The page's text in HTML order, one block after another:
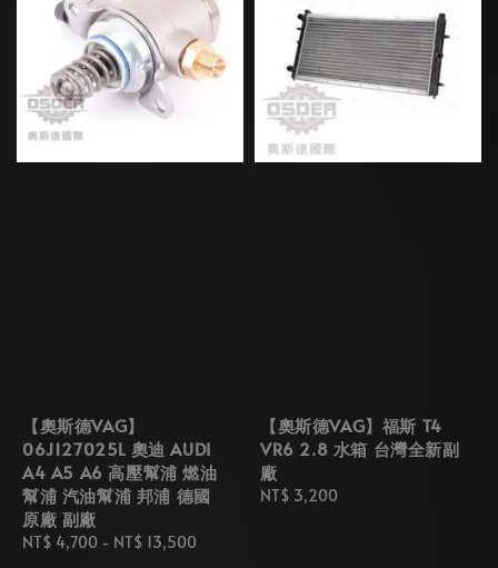
【奧斯德VAG】
06J127025L 奧迪 AUDI
A4 A5 A6 高壓幫浦 燃油
幫浦 汽油幫浦 邦浦 德國
原廠 副廠
Regular
NT$ 4,700 - NT$ 13,500
【奧斯德VAG】福斯 T4
VR6 2.8 水箱 台灣全新副
廠
Regular
NT$ 3,200